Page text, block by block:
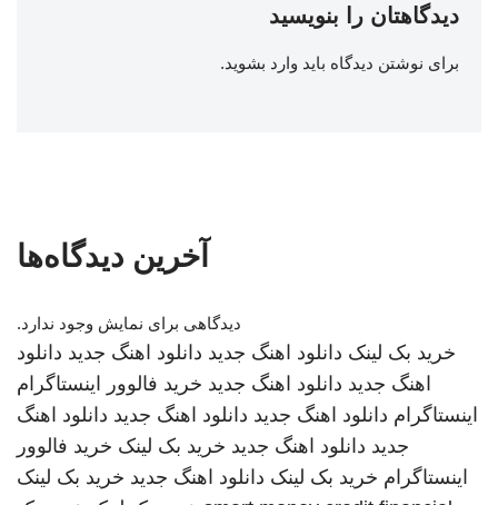
دیدگاهتان را بنویسید
برای نوشتن دیدگاه باید وارد بشوید.
آخرین دیدگاه‌ها
دیدگاهی برای نمایش وجود ندارد.
خرید بک لینک دانلود اهنگ جدید دانلود اهنگ جدید دانلود
اهنگ جدید دانلود اهنگ جدید خرید فالوور اینستاگرام
اینستاگرام دانلود اهنگ جدید دانلود اهنگ جدید دانلود اهنگ
جدید دانلود اهنگ جدید خرید بک لینک خرید فالوور
اینستاگرام خرید بک لینک دانلود اهنگ جدید خرید بک لینک